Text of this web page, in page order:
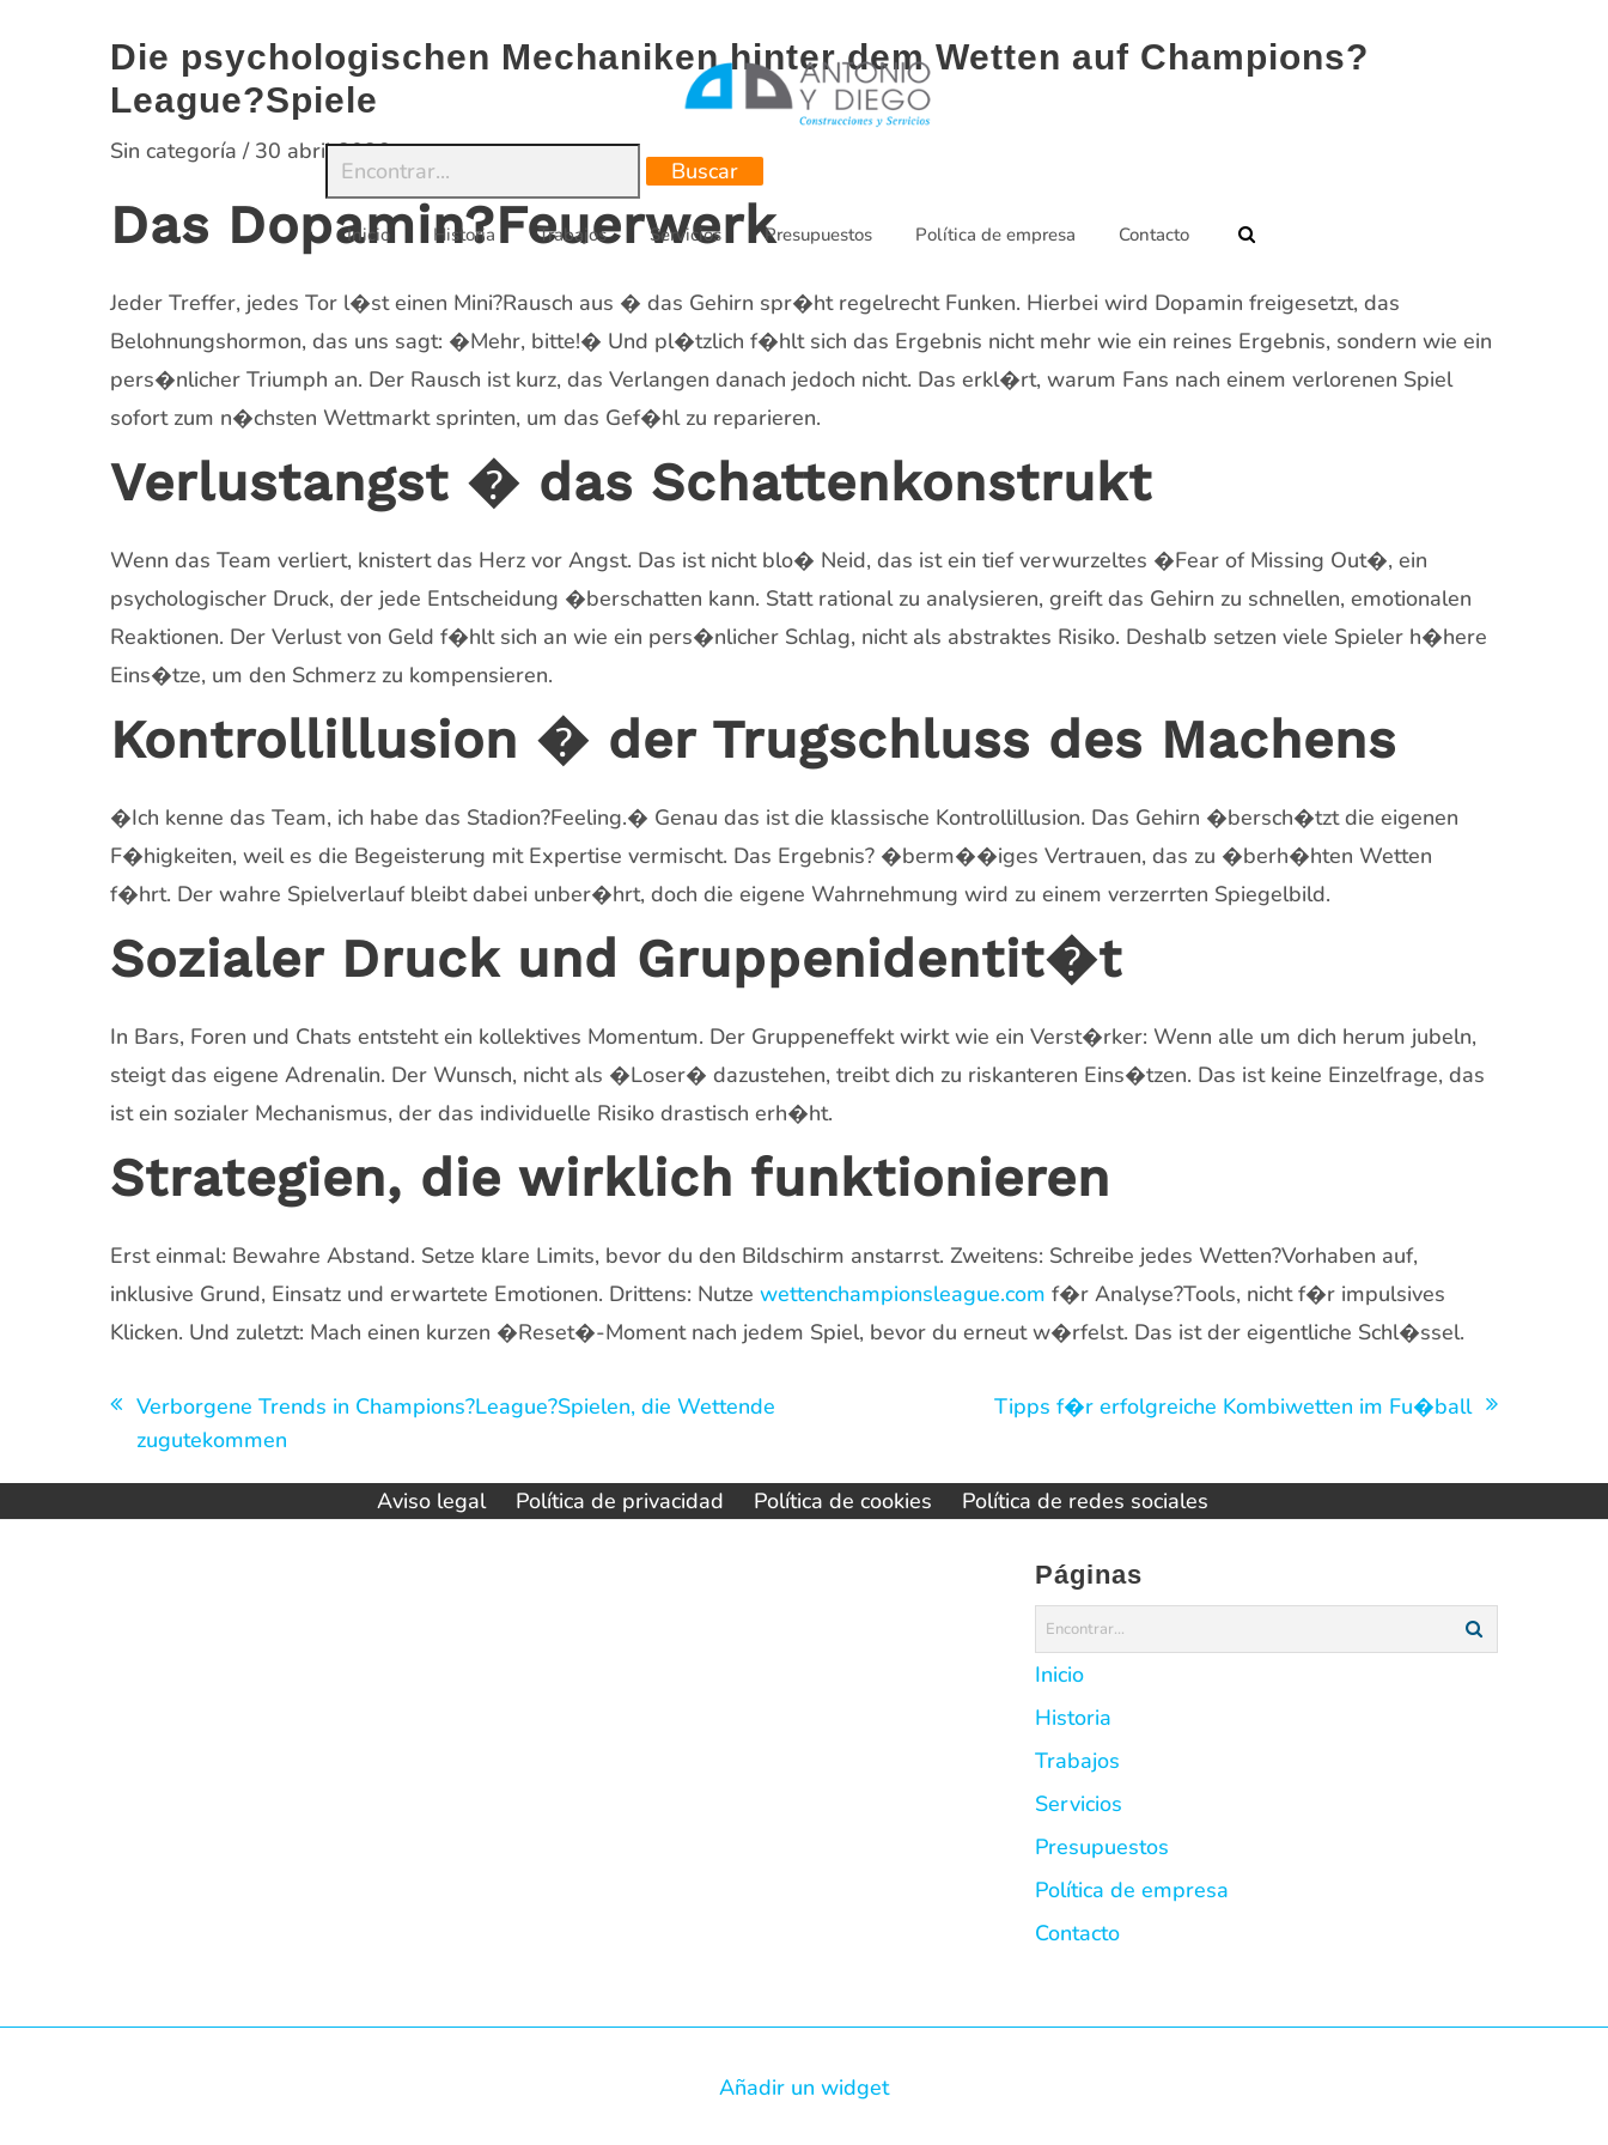
Inicio Historia Trabajos Servicios Presupuestos Política de empresa Contacto
Die psychologischen Mechaniken hinter dem Wetten auf Champions?
League?Spiele
Sin categoría / 30 abril 2026
Das Dopamin?Feuerwerk
Jeder Treffer, jedes Tor l�st einen Mini?Rausch aus � das Gehirn spr�ht regelrecht Funken. Hierbei wird Dopamin freigesetzt, das
Belohnungshormon, das uns sagt: �Mehr, bitte!� Und pl�tzlich f�hlt sich das Ergebnis nicht mehr wie ein reines Ergebnis, sondern wie ein
pers�nlicher Triumph an. Der Rausch ist kurz, das Verlangen danach jedoch nicht. Das erkl�rt, warum Fans nach einem verlorenen Spiel
sofort zum n�chsten Wettmarkt sprinten, um das Gef�hl zu reparieren.
Verlustangst � das Schattenkonstrukt
Wenn das Team verliert, knistert das Herz vor Angst. Das ist nicht blo� Neid, das ist ein tief verwurzeltes �Fear of Missing Out�, ein
psychologischer Druck, der jede Entscheidung �berschatten kann. Statt rational zu analysieren, greift das Gehirn zu schnellen, emotionalen
Reaktionen. Der Verlust von Geld f�hlt sich an wie ein pers�nlicher Schlag, nicht als abstraktes Risiko. Deshalb setzen viele Spieler h�here
Eins�tze, um den Schmerz zu kompensieren.
Kontrollillusion � der Trugschluss des Machens
�Ich kenne das Team, ich habe das Stadion?Feeling.� Genau das ist die klassische Kontrollillusion. Das Gehirn �bersch�tzt die eigenen
F�higkeiten, weil es die Begeisterung mit Expertise vermischt. Das Ergebnis? �berm��iges Vertrauen, das zu �berh�hten Wetten
f�hrt. Der wahre Spielverlauf bleibt dabei unber�hrt, doch die eigene Wahrnehmung wird zu einem verzerrten Spiegelbild.
Sozialer Druck und Gruppenidentit�t
In Bars, Foren und Chats entsteht ein kollektives Momentum. Der Gruppeneffekt wirkt wie ein Verst�rker: Wenn alle um dich herum jubeln,
steigt das eigene Adrenalin. Der Wunsch, nicht als �Loser� dazustehen, treibt dich zu riskanteren Eins�tzen. Das ist keine Einzelfrage, das
ist ein sozialer Mechanismus, der das individuelle Risiko drastisch erh�ht.
Strategien, die wirklich funktionieren
Erst einmal: Bewahre Abstand. Setze klare Limits, bevor du den Bildschirm anstarrst. Zweitens: Schreibe jedes Wetten?Vorhaben auf,
inklusive Grund, Einsatz und erwartete Emotionen. Drittens: Nutze wettenchampionsleague.com f�r Analyse?Tools, nicht f�r impulsives
Klicken. Und zuletzt: Mach einen kurzen �Reset�-Moment nach jedem Spiel, bevor du erneut w�rfelst. Das ist der eigentliche Schl�ssel.
Navegación
de
entradas
Verborgene Trends in Champions?League?Spielen, die Wettende
zugutekommen
Tipps f�r erfolgreiche Kombiwetten im Fu�ball
Aviso legal Política de privacidad Política de cookies Política de redes sociales
Páginas
Inicio
Historia
Trabajos
Servicios
Presupuestos
Política de empresa
Contacto
Añadir un widget